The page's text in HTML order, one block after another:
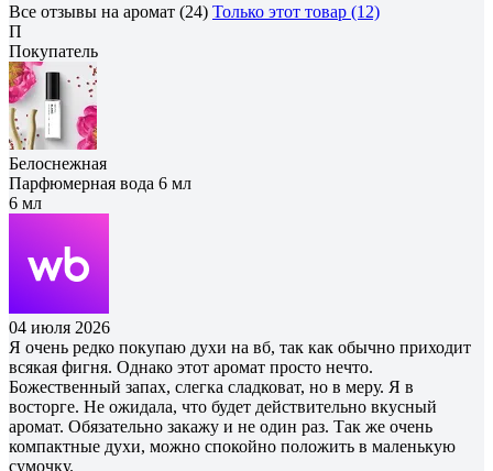
Все отзывы на аромат (24) Только этот товар (12)
П
Покупатель
Белоснежная
Парфюмерная вода 6 мл
6 мл
04 июля 2026
Я очень редко покупаю духи на вб, так как обычно приходит
всякая фигня. Однако этот аромат просто нечто.
Божественный запах, слегка сладковат, но в меру. Я в
восторге. Не ожидала, что будет действительно вкусный
аромат. Обязательно закажу и не один раз. Так же очень
компактные духи, можно спокойно положить в маленькую
сумочку.